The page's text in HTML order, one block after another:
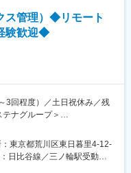
法人として2016年に設
企業を中心に日本全国へ製
トワークを構築していま
。
書作成
報の収集、担当部署への連
品を顧客へ納品
状況に応じて業務を進めて
度高く働くことが可能で
ス管理）◆リモート
験歓迎◆
3回程度）／土日祝休み／残
ナグループ＞
、リマーク品対応など）
東京都荒川区東日暮里4-12-
会社の定める事業所（リモ